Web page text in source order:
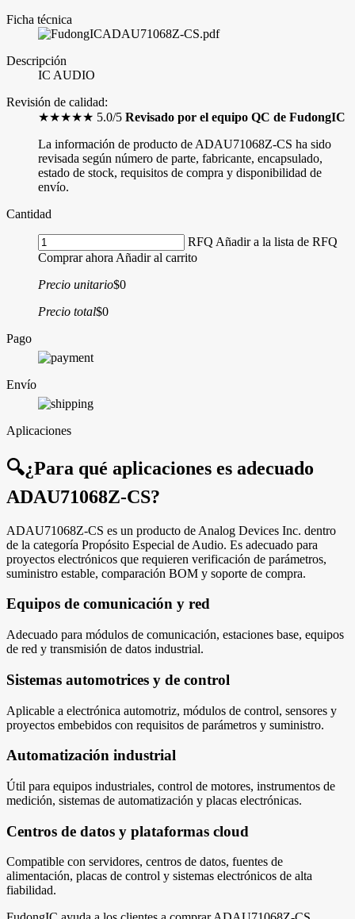
Ficha técnica
ADAU71068Z-CS.pdf
Descripción
IC AUDIO
Revisión de calidad:
★★★★★ 5.0/5 Revisado por el equipo QC de FudongIC
La información de producto de ADAU71068Z-CS ha sido
revisada según número de parte, fabricante, encapsulado,
estado de stock, requisitos de compra y disponibilidad de
envío.
Cantidad
RFQ Añadir a la lista de RFQ
Comprar ahora Añadir al carrito
Precio unitario$0
Precio total$0
Pago
Envío
Aplicaciones
🔍¿Para qué aplicaciones es adecuado
ADAU71068Z-CS?
ADAU71068Z-CS es un producto de Analog Devices Inc. dentro
de la categoría Propósito Especial de Audio. Es adecuado para
proyectos electrónicos que requieren verificación de parámetros,
suministro estable, comparación BOM y soporte de compra.
Equipos de comunicación y red
Adecuado para módulos de comunicación, estaciones base, equipos
de red y transmisión de datos industrial.
Sistemas automotrices y de control
Aplicable a electrónica automotriz, módulos de control, sensores y
proyectos embebidos con requisitos de parámetros y suministro.
Automatización industrial
Útil para equipos industriales, control de motores, instrumentos de
medición, sistemas de automatización y placas electrónicas.
Centros de datos y plataformas cloud
Compatible con servidores, centros de datos, fuentes de
alimentación, placas de control y sistemas electrónicos de alta
fiabilidad.